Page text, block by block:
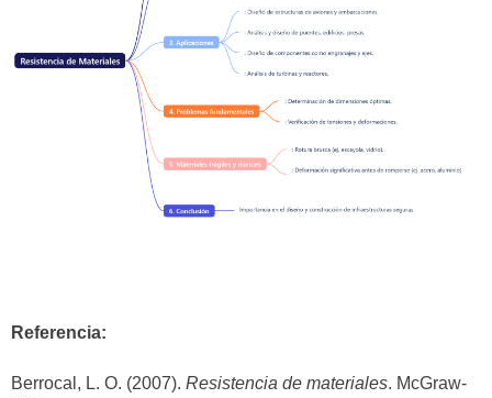
Referencia:
Berrocal, L. O. (2007). Resistencia de materiales. McGraw-